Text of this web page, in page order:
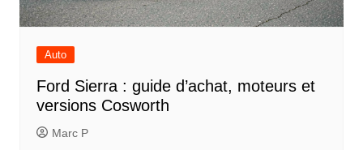
Auto
Ford Sierra : guide d’achat, moteurs et
versions Cosworth
Marc P